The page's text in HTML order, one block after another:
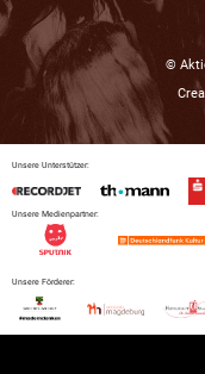
©
Unsere Unterstützer:
Unsere Medienpartner:
Unsere Förderer: